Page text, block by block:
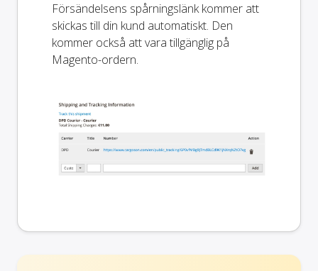
Försändelsens spårningslänk kommer att
skickas till din kund automatiskt. Den
kommer också att vara tillgänglig på
Magento-ordern.